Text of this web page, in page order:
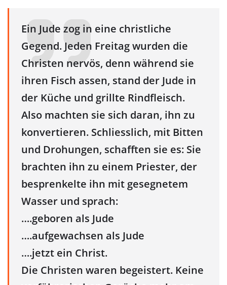
Ein Jude zog in eine christliche
Gegend. Jeden Freitag wurden die
Christen nervös, denn während sie
ihren Fisch assen, stand der Jude in
der Küche und grillte Rindfleisch.
Also machten sie sich daran, ihn zu
konvertieren. Schliesslich, mit Bitten
und Drohungen, schafften sie es: Sie
brachten ihn zu einem Priester, der
besprenkelte ihn mit gesegnetem
Wasser und sprach:
….geboren als Jude
….aufgewachsen als Jude
….jetzt ein Christ.
Die Christen waren begeistert. Keine